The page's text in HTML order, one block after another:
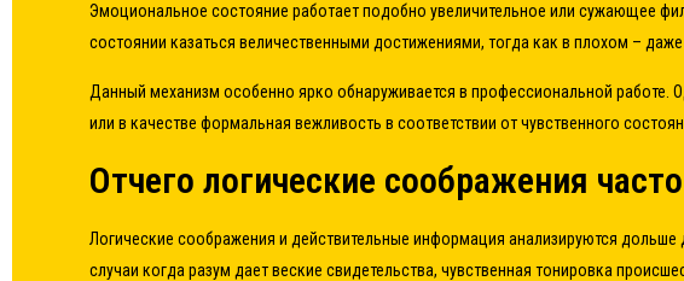
Эмоциональное состояние работает подобно увеличительное или сужающее
состоянии казаться величественными достижениями, тогда как в плохом –
Данный механизм особенно ярко обнаруживается в профессиональной работе.
или в качестве формальная вежливость в соответствии от чувственного
Отчего логические соображения
Логические соображения и действительные информация анализируются
случаи когда разум дает веские свидетельства, чувственная тонировка